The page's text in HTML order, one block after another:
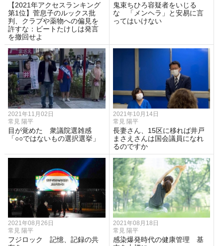
【2021年アクセスランキング
第1位】菅息子のルックス批
判、クラブや薬物への偏見を
許すな：ビートたけしは発言
を撤回せよ
鬼束ちひろ容疑者をいじる
な 「メンヘラ」と安易に言
ってはいけない
2021年11月02日
常見 陽平
目が覚めた 衆議院選雑感 
「○○ではないもの選択選挙」
2021年10月14日
常見 陽平
長妻さん、15区に移れば井戸
まさえさんは国会議員になれ
るのですか
2021年08月26日
常見 陽平
フジロック 記憶、記録の共
2021年08月18日
常見 陽平
感染爆発時代の健康管理 基